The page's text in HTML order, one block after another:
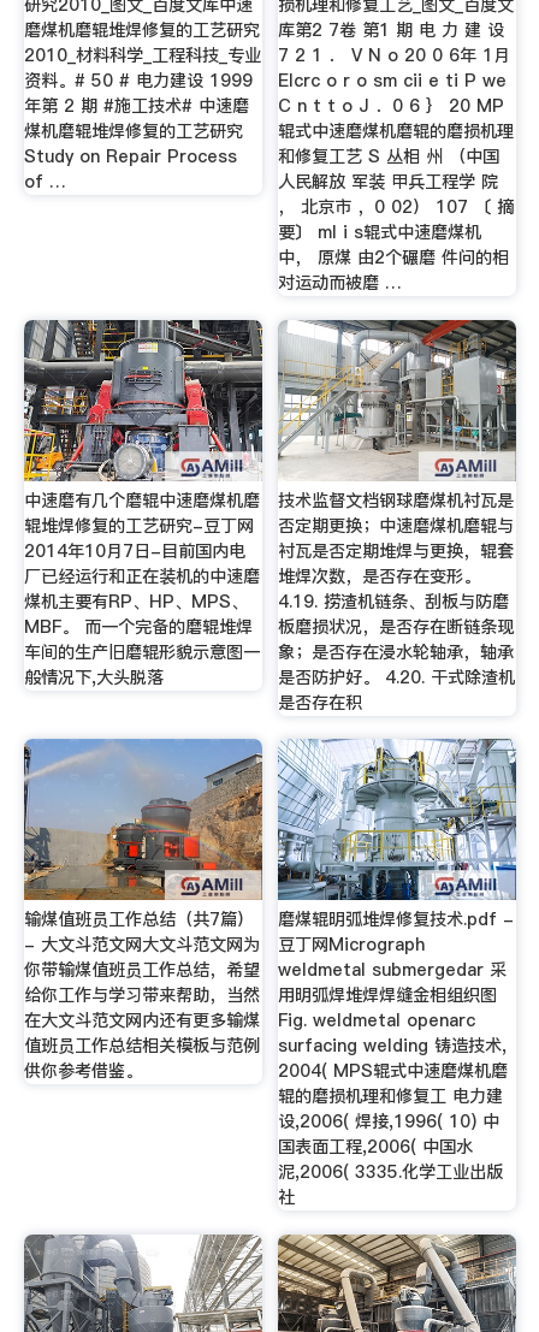
研究2010_图文_百度文库中速
磨煤机磨辊堆焊修复的工艺研究
2010_材料科学_工程科技_专业
资料。# 50 # 电力建设 1999
年第 2 期 #施工技术# 中速磨
煤机磨辊堆焊修复的工艺研究
Study on Repair Process
of …
损机理和修复工艺_图文_百度文
库第2 7卷 第1 期 电 力 建 设
7 2 1 ． V N o 20 0 6年 1月
Elcrc o r o sm cii e ti P we
C n t t o J ．0 6 ｝ 20 MP
辊式中速磨煤机磨辊的磨损机理
和修复工艺 S 丛相 州 （中国
人民解放 军装 甲兵工程学 院
， 北京市 ，0 02） 107 〔 摘
要〕 ml i s辊式中速磨煤机
中， 原煤 由2个碾磨 件问的相
对运动而被磨 …
中速磨有几个磨辊中速磨煤机磨
辊堆焊修复的工艺研究-豆丁网
2014年10月7日-目前国内电
厂已经运行和正在装机的中速磨
煤机主要有RP、HP、MPS、
MBF。 而一个完备的磨辊堆焊
车间的生产旧磨辊形貌示意图一
般情况下,大头脱落
技术监督文档钢球磨煤机衬瓦是
否定期更换；中速磨煤机磨辊与
衬瓦是否定期堆焊与更换，辊套
堆焊次数，是否存在变形。
4.19. 捞渣机链条、刮板与防磨
板磨损状况，是否存在断链条现
象；是否存在浸水轮轴承，轴承
是否防护好。 4.20. 干式除渣机
是否存在积
输煤值班员工作总结（共7篇）
- 大文斗范文网大文斗范文网为
你带输煤值班员工作总结，希望
给你工作与学习带来帮助，当然
在大文斗范文网内还有更多输煤
值班员工作总结相关模板与范例
供你参考借鉴。
磨煤辊明弧堆焊修复技术.pdf -
豆丁网Micrograph
weldmetal submergedar 采
用明弧焊堆焊焊缝金相组织图
Fig. weldmetal openarc
surfacing welding 铸造技术,
2004( MPS辊式中速磨煤机磨
辊的磨损机理和修复工 电力建
设,2006( 焊接,1996( 10) 中
国表面工程,2006( 中国水
泥,2006( 3335.化学工业出版
社